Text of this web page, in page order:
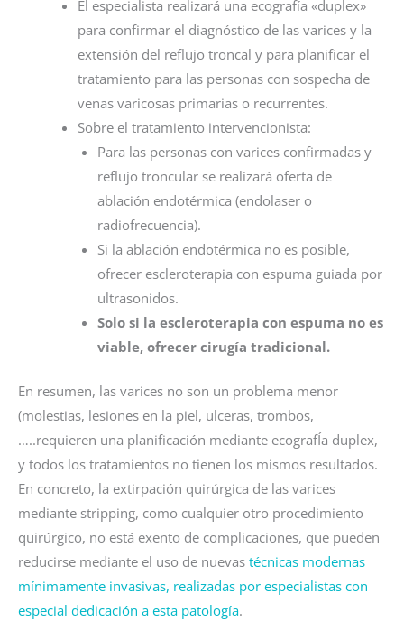
El especialista realizará una ecografía «duplex»
para confirmar el diagnóstico de las varices y la
extensión del reflujo troncal y para planificar el
tratamiento para las personas con sospecha de
venas varicosas primarias o recurrentes.
Sobre el tratamiento intervencionista:
Para las personas con varices confirmadas y
reflujo troncular se realizará oferta de
ablación endotérmica (endolaser o
radiofrecuencia).
Si la ablación endotérmica no es posible,
ofrecer escleroterapia con espuma guiada por
ultrasonidos.
Solo si la escleroterapia con espuma no es
viable, ofrecer cirugía tradicional.
En resumen, las varices no son un problema menor
(molestias, lesiones en la piel, ulceras, trombos,
…..requieren una planificación mediante ecografÍa duplex,
y todos los tratamientos no tienen los mismos resultados.
En concreto, la extirpación quirúrgica de las varices
mediante stripping, como cualquier otro procedimiento
quirúrgico, no está exento de complicaciones, que pueden
reducirse mediante el uso de nuevas técnicas modernas
mínimamente invasivas, realizadas por especialistas con
especial dedicación a esta patología.